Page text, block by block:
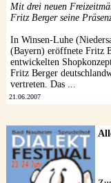
Mit drei neuen
Fritz Berger seine
In Winsen-Luhe
(Bayern) eröffnete Fritz
entwickelten
Fritz Berger
vertreten. Das ...
21.06.2007